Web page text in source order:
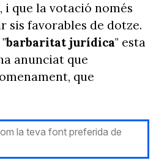
i que la votació només
sis favorables de dotze.
barbaritat jurídica" esta
anunciat que
que
la teva font preferida de